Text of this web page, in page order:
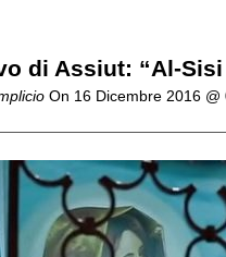
di Assiut: “Al-
On 16 Dicembre 2016 @